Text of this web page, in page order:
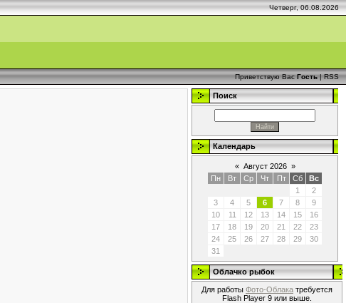
Четверг, 06.08.2026
Приветствую Вас Гость|RSS
Поиск
Календарь
« Август 2026 »
Пн
Вт Ср Чт Пт Сб
Вс
1
2
3
4 5 6 7 8
9
10
11 12 13 14 15
16
17
18 19 20 21 22
23
24
25 26 27 28 29
30
31
Облачко рыбок
Для работы Фото-Облака требуется
Flash Player 9 или выше.